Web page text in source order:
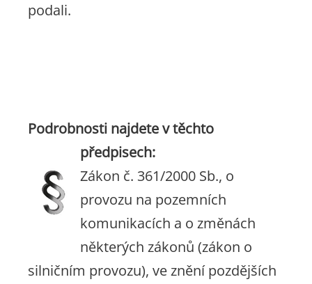
podali.
Podrobnosti najdete v těchto
předpisech:
Zákon č. 361/2000 Sb., o
provozu na pozemních
komunikacích a o změnách
některých zákonů (zákon o
silničním provozu), ve znění pozdějších